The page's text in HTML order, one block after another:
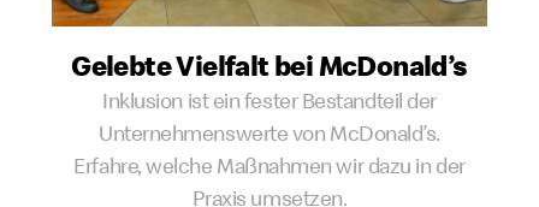
Gelebte Vielfalt bei McDonald’s
Inklusion ist ein fester Bestandteil der
Unternehmenswerte von McDonald’s.
Erfahre, welche Maßnahmen wir dazu in der
Praxis umsetzen.